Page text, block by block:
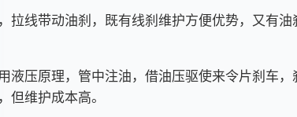
拉线带动油刹，既有线刹维护方便优势，又有
液压原理，管中注油，借油压驱使来令片刹车
但维护成本高。